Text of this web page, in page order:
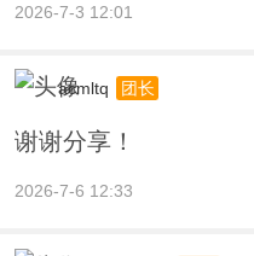
2026-7-3 12:01
acmltq 团长
谢谢分享！
2026-7-6 12:33